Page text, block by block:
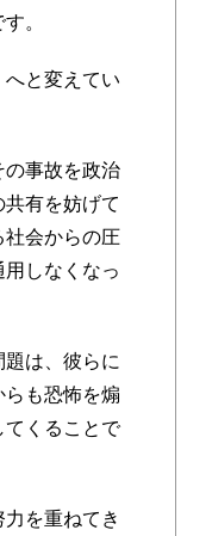
。
と変えてい
事故を政治
有を妨げて
社会からの圧
しなくなっ
は、彼らに
も恐怖を煽
てくることで
を重ねてき